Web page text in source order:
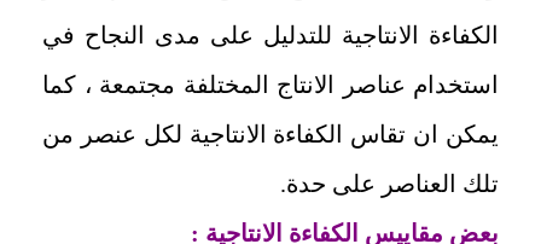
الكفاءة الانتاجية للتدليل على مدى النجاح في
استخدام عناصر الانتاج المختلفة مجتمعة ، كما
يمكن ان تقاس الكفاءة الانتاجية لكل عنصر من
تلك العناصر على حدة.
بعض مقاييس الكفاءة الانتاجية :